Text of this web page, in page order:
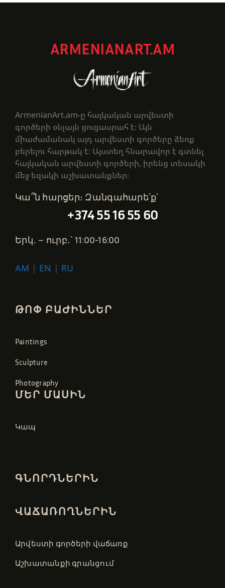
ARMENIANART.AM
ArmenianArt.am-ը հայկական արվեստի
գործերի օնլայն ցուցասրահ է։ Այն
միաժամանակ այդ արվեստի գործերը ձեռք
բերելու հարթակ է։ Այստեղ հնարավոր է գտնել
հայկական արվեստի գործերի, իրենց տեսակի
մեջ եզակի աշխատանքներ։
Կա՞ն հարցեր։ Զանգահարե՛ք՝
+374 55 16 55 60
Երկ․ – ուրբ․՝ 11:00-16:00
AM | EN | RU
ԹՈՓ ԲԱԺԻՆՆԵՐ
Paintings
Sculpture
Photography
ՄԵՐ ՄԱՍԻՆ
Կապ
ԳՆՈՐԴՆԵՐԻՆ
ՎԱՃԱՌՈՂՆԵՐԻՆ
Արվեստի գործերի վաճառք
Աշխատանքի գրանցում